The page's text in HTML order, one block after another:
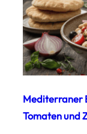
Mediterraner
Tomaten und